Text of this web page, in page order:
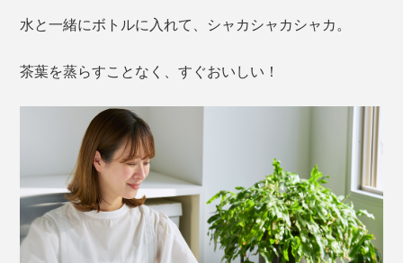
水と一緒にボトルに入れて、シャカシャカシャカ。
茶葉を蒸らすことなく、すぐおいしい！